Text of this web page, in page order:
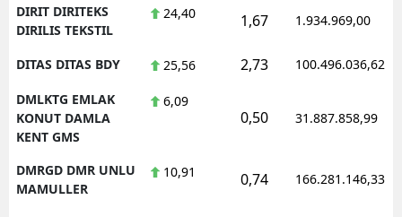
DIRIT DIRITEKS
DIRILIS TEKSTIL
24,40 1,67 1.934.969,00
DITAS DITAS BDY 25,56 2,73 100.496.036,62
DMLKTG EMLAK
KONUT DAMLA
KENT GMS
6,09
0,50 31.887.858,99
DMRGD DMR UNLU
MAMULLER
10,91 0,74 166.281.146,33